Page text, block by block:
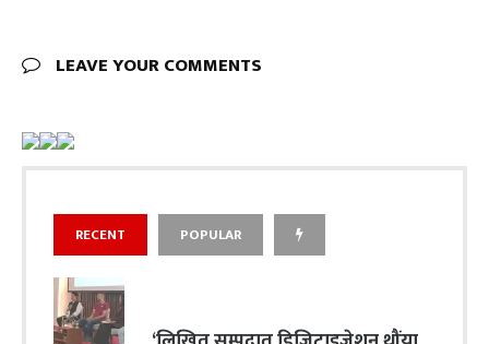
LEAVE YOUR COMMENTS
RECENT POPULAR